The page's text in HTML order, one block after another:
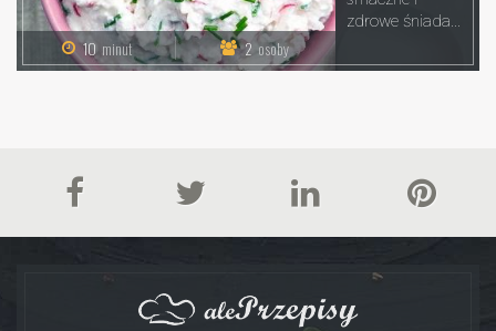
10 minut 2 osoby
zdrowe śniada...